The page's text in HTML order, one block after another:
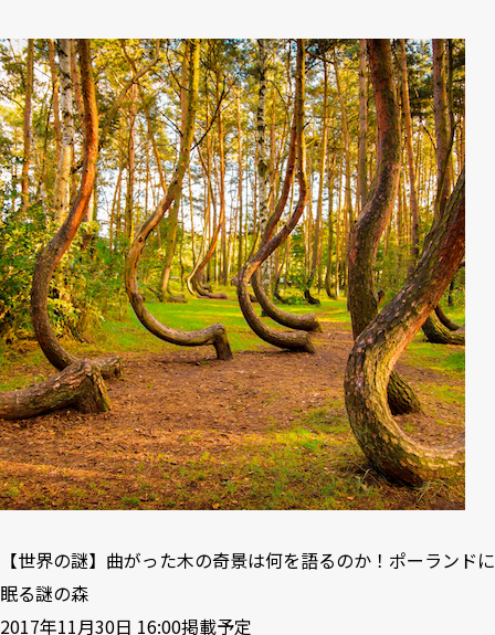
【世界の謎】曲がった木の奇景は何を語るのか！ポーランドに
眠る謎の森
2017年11月30日 16:00掲載予定